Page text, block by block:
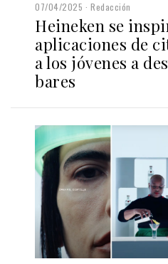
07/04/2025 Redacción
Heineken se
aplicaciones de
a los jóvenes a
bares